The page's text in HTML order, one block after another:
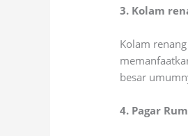
3. Kolam
Kolam
besar
4. Pagar